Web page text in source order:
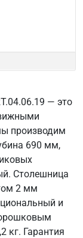
— это
производим
690 мм,
Столешница
2 мм
и
кг. Гарантия